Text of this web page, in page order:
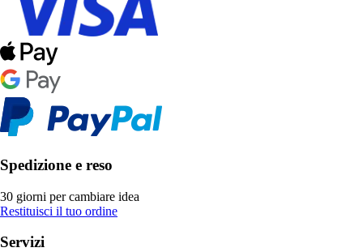
Spedizione e reso
30 giorni per cambiare idea
Restituisci il tuo ordine
Servizi